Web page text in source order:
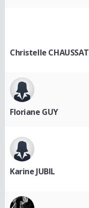
Christelle CHAUSSAT
Floriane GUY
Karine JUBIL